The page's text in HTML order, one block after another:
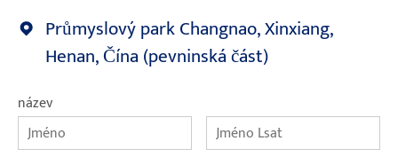
Průmyslový park Changnao, Xinxiang,
Henan, Čína (pevninská část)
název